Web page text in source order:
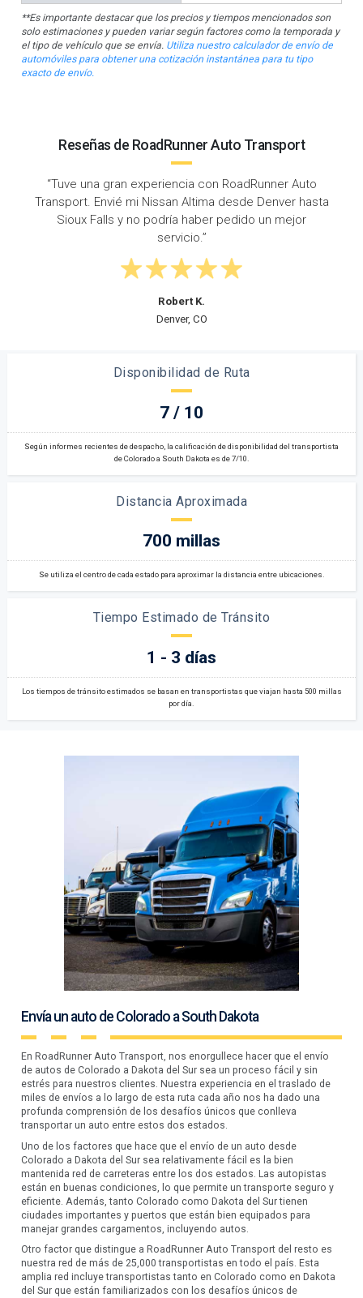
**Es importante destacar que los precios y tiempos mencionados son
solo estimaciones y pueden variar según factores como la temporada y
el tipo de vehículo que se envía. Utiliza nuestro calculador de envío de
automóviles para obtener una cotización instantánea para tu tipo
exacto de envío.
Reseñas de RoadRunner Auto Transport
“Tuve una gran experiencia con RoadRunner Auto
Transport. Envié mi Nissan Altima desde Denver hasta
Sioux Falls y no podría haber pedido un mejor
servicio.”
Robert K.
Denver, CO
Disponibilidad de Ruta
7 / 10
Según informes recientes de despacho, la calificación de disponibilidad del transportista
de Colorado a South Dakota es de 7/10.
Distancia Aproximada
700 millas
Se utiliza el centro de cada estado para aproximar la distancia entre ubicaciones.
Tiempo Estimado de Tránsito
1 - 3 días
Los tiempos de tránsito estimados se basan en transportistas que viajan hasta 500 millas
por día.
Envía un auto de Colorado a South Dakota
En RoadRunner Auto Transport, nos enorgullece hacer que el envío
de autos de Colorado a Dakota del Sur sea un proceso fácil y sin
estrés para nuestros clientes. Nuestra experiencia en el traslado de
miles de envíos a lo largo de esta ruta cada año nos ha dado una
profunda comprensión de los desafíos únicos que conlleva
transportar un auto entre estos dos estados.
Uno de los factores que hace que el envío de un auto desde
Colorado a Dakota del Sur sea relativamente fácil es la bien
mantenida red de carreteras entre los dos estados. Las autopistas
están en buenas condiciones, lo que permite un transporte seguro y
eficiente. Además, tanto Colorado como Dakota del Sur tienen
ciudades importantes y puertos que están bien equipados para
manejar grandes cargamentos, incluyendo autos.
Otro factor que distingue a RoadRunner Auto Transport del resto es
nuestra red de más de 25,000 transportistas en todo el país. Esta
amplia red incluye transportistas tanto en Colorado como en Dakota
del Sur que están familiarizados con los desafíos únicos de